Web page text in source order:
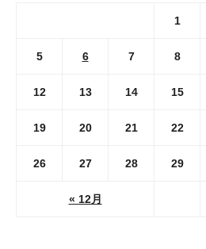
« 12月
1
5 6 7 8
12 13 14 15
19 20 21 22
26 27 28 29